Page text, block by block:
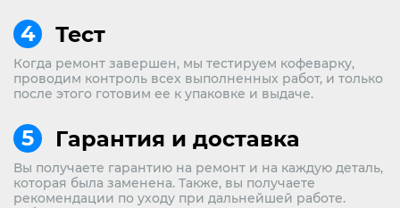
Тест
Когда ремонт завершен, мы тестируем кофеварку,
проводим контроль всех выполненных работ, и только
после этого готовим ее к упаковке и выдаче.
Гарантия и доставка
Вы получаете гарантию на ремонт и на каждую деталь,
которая была заменена. Также, вы получаете
рекомендации по уходу при дальнейшей работе.